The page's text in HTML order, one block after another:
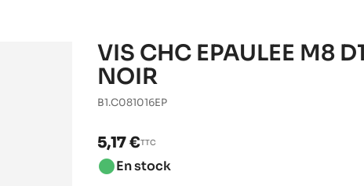
VIS CHC EPAULEE M8
NOIR
B1.C081016EP
5,17 €TTC
brightness_1En stock